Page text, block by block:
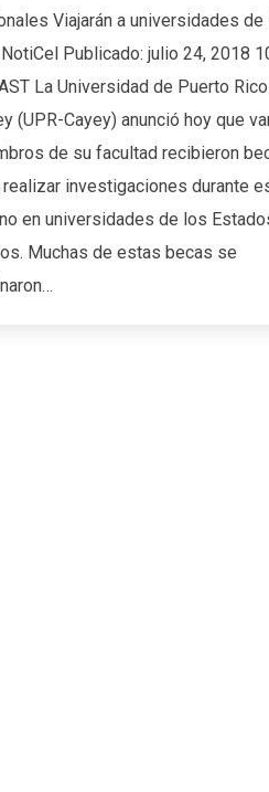
Viajarán a universidades de
NotiCel Publicado: julio 24, 2018
La Universidad de Puerto
(UPR-Cayey) anunció hoy que
de su facultad recibieron
realizar investigaciones durante
en universidades de los
Muchas de estas becas se